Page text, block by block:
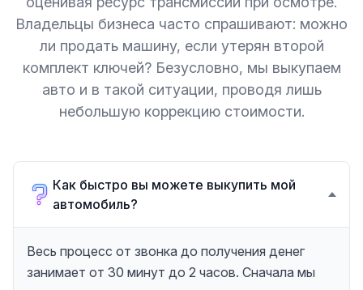
Владельцы бизнеса часто спрашивают: можно
ли продать машину, если утерян второй
комплект ключей? Безусловно, мы выкупаем
авто и в такой ситуации, проводя лишь
небольшую коррекцию стоимости.
Как быстро вы можете выкупить мой
автомобиль?
Весь процесс от звонка до получения денег
занимает от 30 минут до 2 часов. Сначала мы